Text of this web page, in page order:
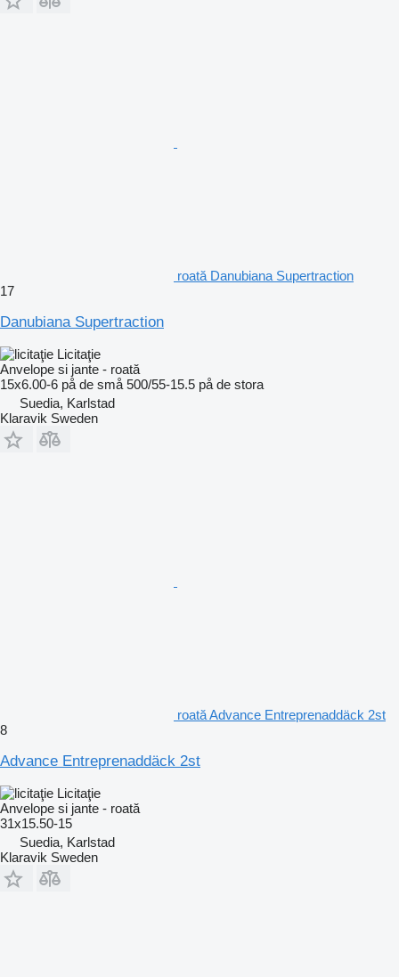
roată Danubiana Supertraction
17
Danubiana Supertraction
Licitaţie
Anvelope si jante - roată
15x6.00-6 på de små 500/55-15.5 på de stora
Suedia, Karlstad
Klaravik Sweden
roată Advance Entreprenaddäck 2st
8
Advance Entreprenaddäck 2st
Licitaţie
Anvelope si jante - roată
31x15.50-15
Suedia, Karlstad
Klaravik Sweden